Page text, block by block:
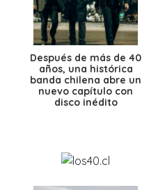
Después de más de 40
años, una histórica
banda chilena abre un
nuevo capítulo con
disco inédito